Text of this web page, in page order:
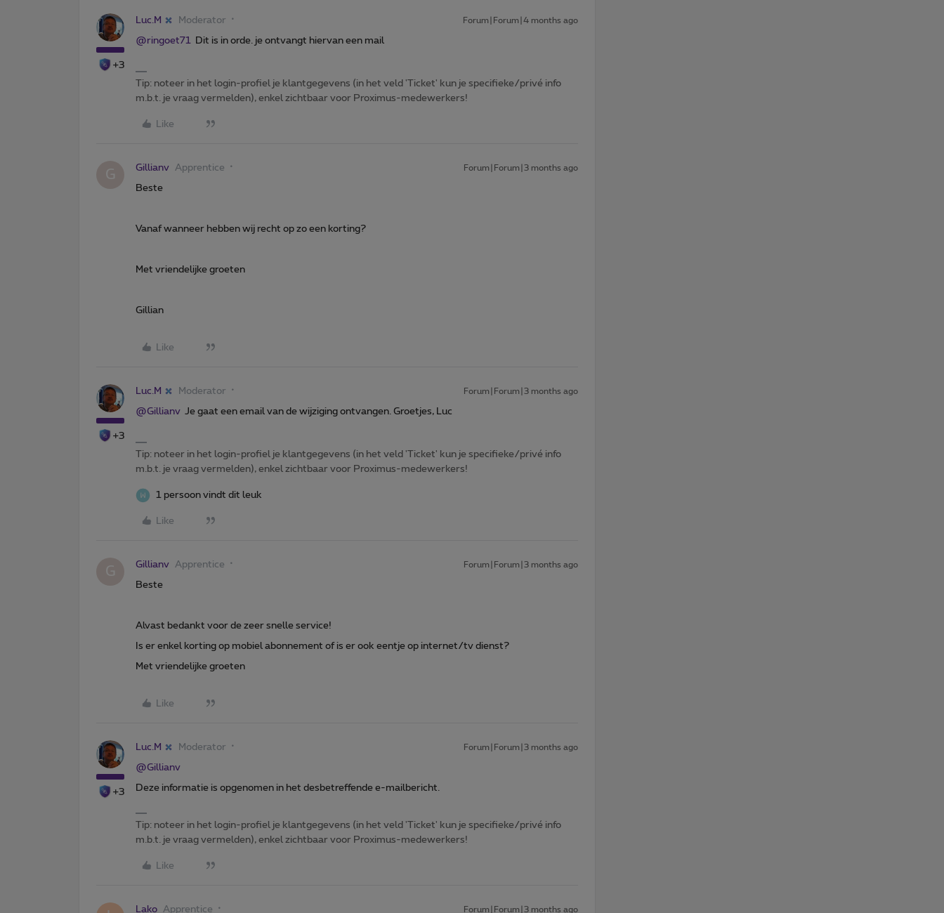
+3
Luc.M Moderator Forum|Forum|4 months ago
@ringoet71 Dit is in orde. je ontvangt hiervan een mail
Tip: noteer in het login-profiel je klantgegevens (in het veld 'Ticket' kun je specifieke/privé info
m.b.t. je vraag vermelden), enkel zichtbaar voor Proximus-medewerkers!
Like
G Gillianv Apprentice Forum|Forum|3 months ago
Beste
Vanaf wanneer hebben wij recht op zo een korting?
Met vriendelijke groeten
Gillian
Like
+3
Luc.M Moderator Forum|Forum|3 months ago
@Gillianv Je gaat een email van de wijziging ontvangen. Groetjes, Luc
Tip: noteer in het login-profiel je klantgegevens (in het veld 'Ticket' kun je specifieke/privé info
m.b.t. je vraag vermelden), enkel zichtbaar voor Proximus-medewerkers!
1 persoon vindt dit leuk
Like
G Gillianv Apprentice Forum|Forum|3 months ago
Beste
Alvast bedankt voor de zeer snelle service!
Is er enkel korting op mobiel abonnement of is er ook eentje op internet/tv dienst?
Met vriendelijke groeten
Like
+3
Luc.M Moderator Forum|Forum|3 months ago
@Gillianv
Deze informatie is opgenomen in het desbetreffende e-mailbericht.
Tip: noteer in het login-profiel je klantgegevens (in het veld 'Ticket' kun je specifieke/privé info
m.b.t. je vraag vermelden), enkel zichtbaar voor Proximus-medewerkers!
Like
Lako Apprentice Forum|Forum|3 months ago